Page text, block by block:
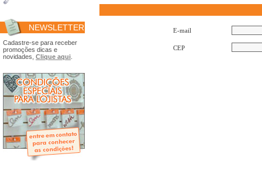
Acrílico
Porta Retratos
Ferramentas
- Carimbões
- Embalagens
- Máscaras
- Espátulas
- Diversos
Álbuns
- Mini-Álbuns
- Páginas Mini
- Páginas Scrap
- Argolas
NEWSLETTER
Cadastre-se para receber
promoções dicas e
novidades, Clique aqui
E-mail
CEP